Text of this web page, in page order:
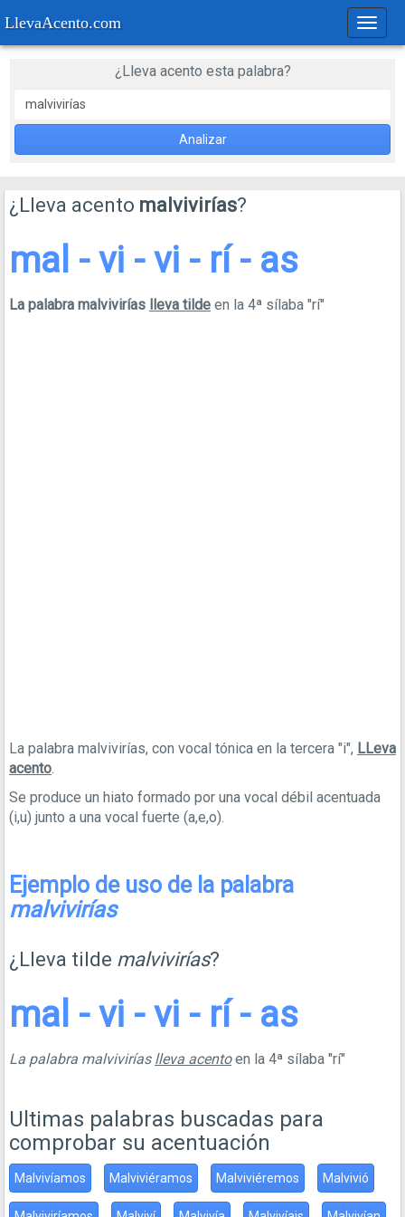
LlevaAcento.com
de
¿Lleva acento esta palabra?
Analizar
¿Lleva acento malvivirías?
mal - vi - vi - rí - as
La palabra malvivirías lleva tilde en la 4ª sílaba "rí"
La palabra malvivirías, con vocal tónica en la tercera "i", LLeva
acento.
Se produce un hiato formado por una vocal débil acentuada
(i,u) junto a una vocal fuerte (a,e,o).
Ejemplo de uso de la palabra
malvivirías
¿Lleva tilde malvivirías?
mal - vi - vi - rí - as
La palabra malvivirías lleva acentoen la 4ª sílaba "rí"
Ultimas palabras buscadas para
comprobar su acentuación
Malvivíamos Malviviéramos Malviviéremos Malvivió